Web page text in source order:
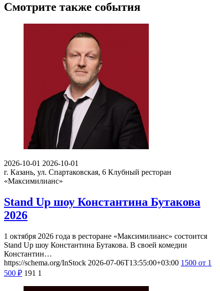
Смотрите также события
2026-10-01 2026-10-01
г. Казань, ул. Спартаковская, 6 Клубный ресторан
«Максимилианс»
Stand Up шоу Константина Бутакова
2026
1 октября 2026 года в ресторане «Максимилианс» состоится
Stand Up шоу Константина Бутакова. В своей комедии
Константин…
https://schema.org/InStock 2026-07-06T13:55:00+03:00 1500 от 1
500 ₽ 191 1